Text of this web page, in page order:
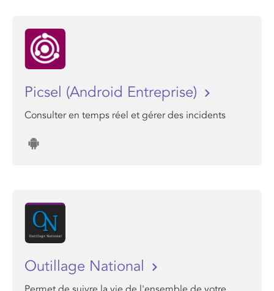
Picsel (Android Entreprise)
Consulter en temps réel et gérer des incidents
Outillage National